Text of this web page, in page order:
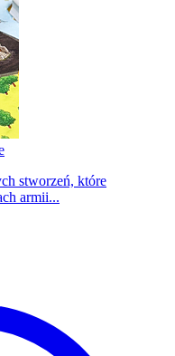
stworzeń, które
armii...